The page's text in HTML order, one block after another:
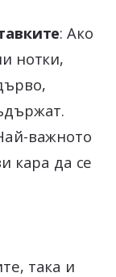
: Ако
нотки,
важното
кара да се
така и